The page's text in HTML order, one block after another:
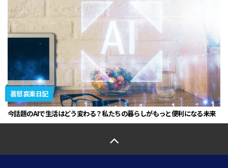
喜怒哀楽日記
今話題のAIで生活はどう変わる？私たちの暮らしがもっと便利になる未来